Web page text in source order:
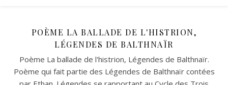
POÈME LA BALLADE DE L'HISTRION,
LÉGENDES DE BALTHNAÏR
Poème La ballade de l'histrion, Légendes de Balthnaïr.
Poème qui fait partie des Légendes de Balthnaïr contées